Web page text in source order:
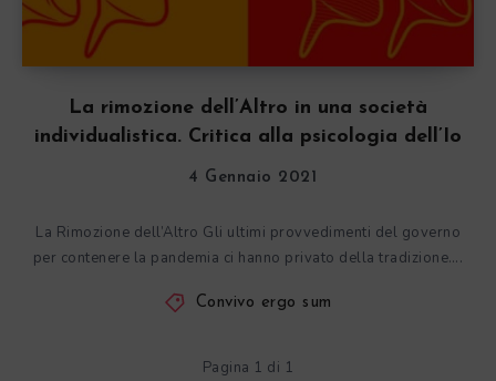
La rimozione dell’Altro in una società
individualistica. Critica alla psicologia dell’Io
4 Gennaio 2021
La Rimozione dell’Altro Gli ultimi provvedimenti del governo
per contenere la pandemia ci hanno privato della tradizione….
Convivo ergo sum
Pagina 1 di 1